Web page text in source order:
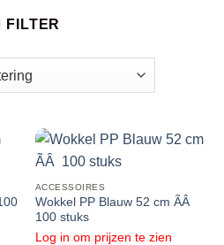
FILTER
ACCESSOIRES
Wokkel PP Blauw 52 cm ÃÂ
100 stuks
Log in om prijzen te zien